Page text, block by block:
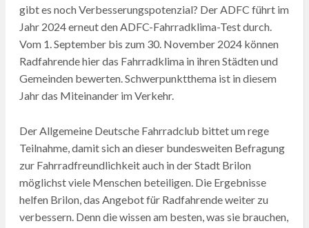
gibt es noch Verbesserungspotenzial? Der ADFC führt im
Jahr 2024 erneut den ADFC-Fahrradklima-Test durch.
Vom 1. September bis zum 30. November 2024 können
Radfahrende hier das Fahrradklima in ihren Städten und
Gemeinden bewerten. Schwerpunktthema ist in diesem
Jahr das Miteinander im Verkehr.
Der Allgemeine Deutsche Fahrradclub bittet um rege
Teilnahme, damit sich an dieser bundesweiten Befragung
zur Fahrradfreundlichkeit auch in der Stadt Brilon
möglichst viele Menschen beteiligen. Die Ergebnisse
helfen Brilon, das Angebot für Radfahrende weiter zu
verbessern. Denn die wissen am besten, was sie brauchen,